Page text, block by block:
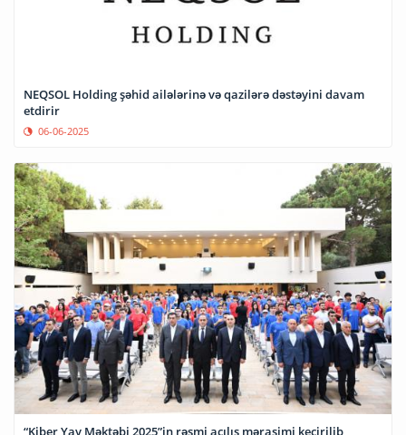
NEQSOL Holding şəhid ailələrinə və qazilərə dəstəyini davam
etdirir
06-06-2025
“Kiber Yay Məktəbi 2025”in rəsmi açılış mərasimi keçirilib